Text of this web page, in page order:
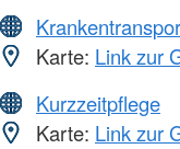
Karte: Link zur
Kurzzeitpflege
Karte: Link zur